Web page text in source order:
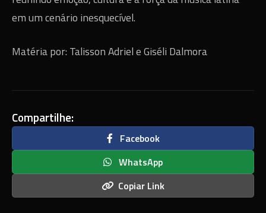
em um cenário inesquecível.
Matéria por: Talisson Adriel e Giséli Dalmora
Compartilhe:
Facebook
WhatsApp
Copiar Link